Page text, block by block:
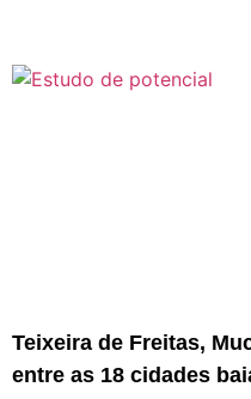
Teixeira de Freitas,
entre as 18 cidades